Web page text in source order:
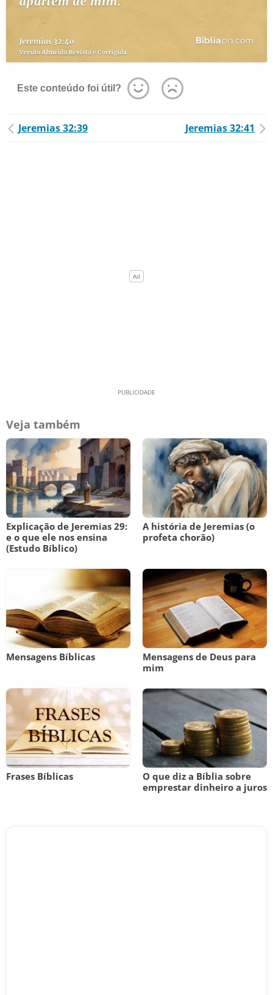
Este conteúdo foi útil?
Jeremias 32:39 Jeremias 32:41
Veja também
Explicação de Jeremias 29:
e o que ele nos ensina
(Estudo Bíblico)
A história de Jeremias (o
profeta chorão)
Mensagens Bíblicas
Mensagens de Deus para
mim
Frases Bíblicas
O que diz a Bíblia sobre
emprestar dinheiro a juros